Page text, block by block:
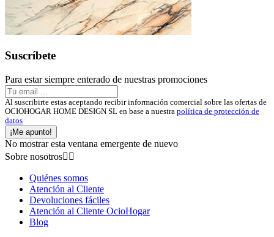
Suscríbete
Para estar siempre enterado de nuestras promociones
Al suscribirte estas aceptando recibir información comercial sobre las ofertas de
OCIOHOGAR HOME DESIGN SL en base a nuestra política de protección de
datos
¡Me apunto!
No mostrar esta ventana emergente de nuevo
Sobre nosotros 
Quiénes somos
Atención al Cliente
Devoluciones fáciles
Atención al Cliente OcioHogar
Blog